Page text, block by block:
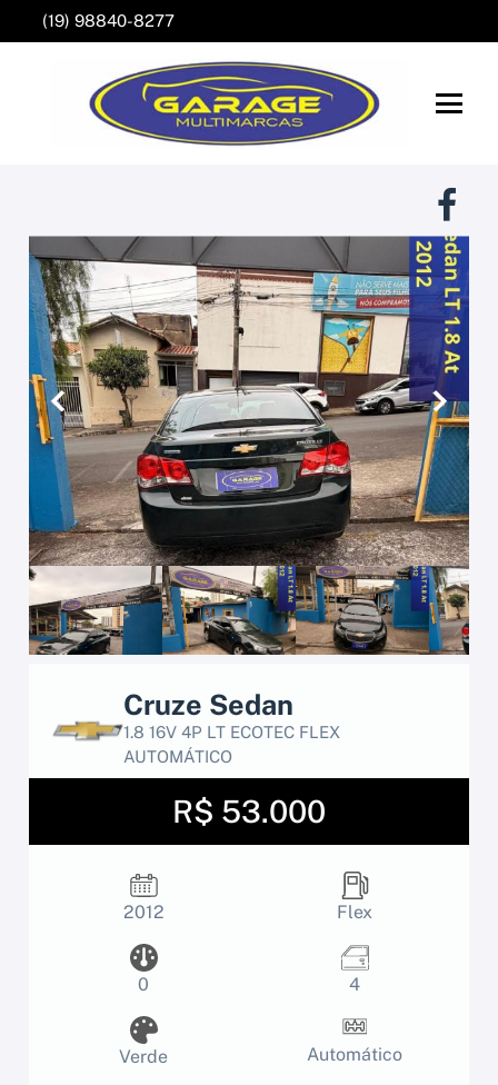
(19) 98840-8277
Cruze Sedan
1.8 16V 4P LT ECOTEC FLEX
AUTOMÁTICO
R$ 53.000
2012 Flex
0 4
Verde Automático
Anterior Próximo